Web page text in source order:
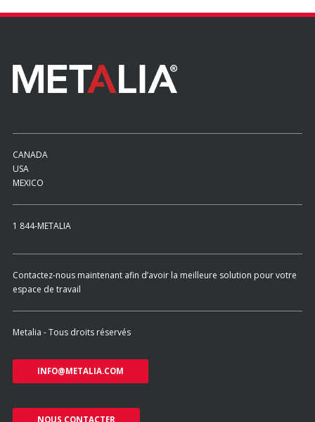
CANADA
USA
MEXICO
1 844-METALIA
Contactez-nous maintenant afin d’avoir la meilleure solution pour votre
espace de travail
Metalia - Tous droits réservés
INFO@METALIA.COM
NOUS CONTACTER